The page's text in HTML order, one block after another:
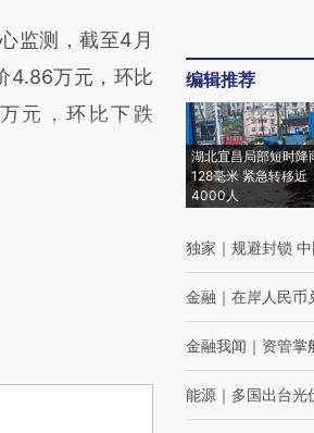
监测，截至4月
4.86万元，环比
元，环比下跌
编辑推荐
湖北宜昌局部短时降
128毫米 紧急转移近
4000人
独家 ｜ 规避封锁
金融 ｜ 在岸人民币
金融我闻 ｜ 资管掌
能源 ｜ 多国出台光